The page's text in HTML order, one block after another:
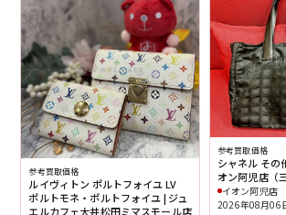
参考買取価格
ルイヴィトン ポルトフォイユ LV
ポルトモネ・ポルトフォイユ | ジュ
エルカフェ大井松田ミマスモール店
参考買取価格
シャネル その
オン阿児店（
イオン阿児店
2026年08月06